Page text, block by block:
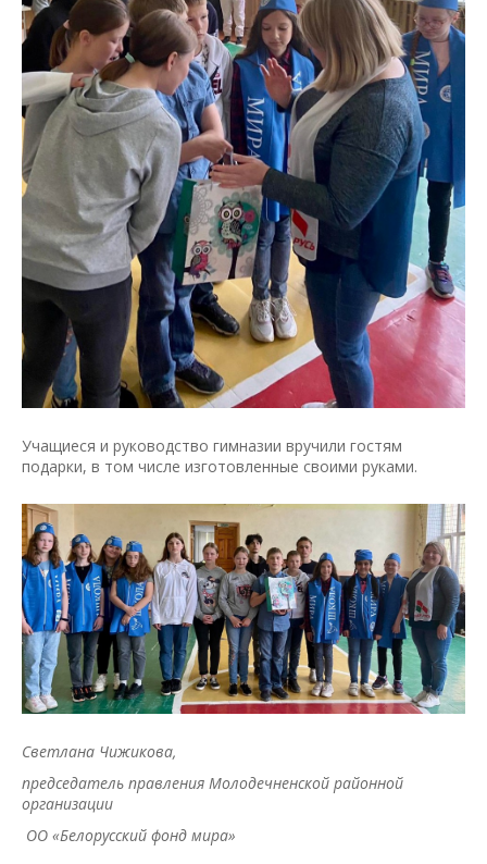
Учащиеся и руководство гимназии вручили гостям
подарки, в том числе изготовленные своими руками.
Светлана Чижикова,
председатель правления Молодечненской районной
организации
ОО «Белорусский фонд мира»